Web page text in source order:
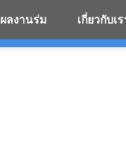
ผลงานร่ม เกี่ยวกับเร
โรงงานร่มสกรีน